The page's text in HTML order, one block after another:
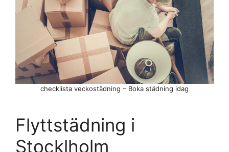
Flyttstädning i
Stocklholm
checklista veckostädning – Boka städning idag